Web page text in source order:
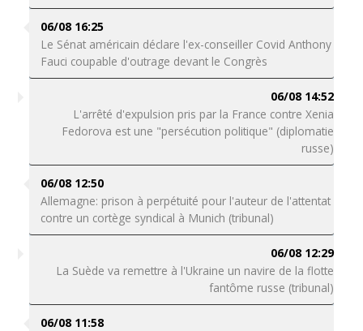
06/08 16:25
Le Sénat américain déclare l'ex-conseiller Covid Anthony
Fauci coupable d'outrage devant le Congrès
06/08 14:52
L'arrêté d'expulsion pris par la France contre Xenia
Fedorova est une "persécution politique" (diplomatie
russe)
06/08 12:50
Allemagne: prison à perpétuité pour l'auteur de l'attentat
contre un cortège syndical à Munich (tribunal)
06/08 12:29
La Suède va remettre à l'Ukraine un navire de la flotte
fantôme russe (tribunal)
06/08 11:58